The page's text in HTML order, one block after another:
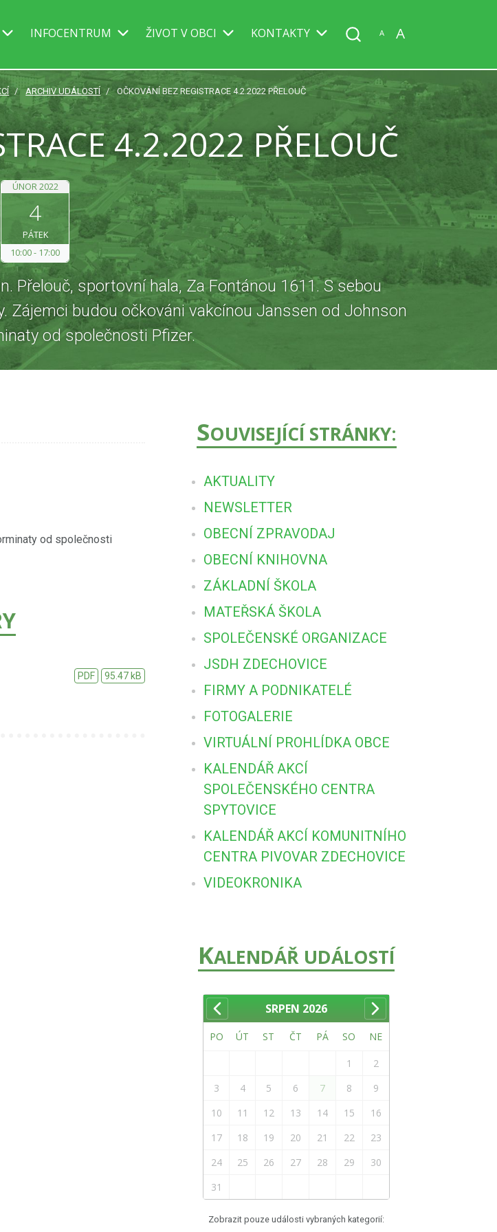
INFOCENTRUM ŽIVOT V OBCI KONTAKTY A A
ARCHIV UDÁLOSTÍ OČKOVÁNÍ BEZ REGISTRACE 4.2.2022 PŘELOUČ
4.2.2022 PŘELOUČ
ÚNOR 2022
4
PÁTEK
10:00
17:00
Přelouč, sportovní hala, Za Fontánou 1611. S sebou
Zájemci budou očkováni vakcínou Janssen od Johnson
od společnosti Pfizer.
od společnosti
PDF 95.47 kB
SOUVISEJÍCÍ STRÁNKY:
AKTUALITY
NEWSLETTER
OBECNÍ ZPRAVODAJ
OBECNÍ KNIHOVNA
ZÁKLADNÍ ŠKOLA
MATEŘSKÁ ŠKOLA
SPOLEČENSKÉ ORGANIZACE
JSDH ZDECHOVICE
FIRMY A PODNIKATELÉ
FOTOGALERIE
VIRTUÁLNÍ PROHLÍDKA OBCE
KALENDÁŘ AKCÍ
SPOLEČENSKÉHO CENTRA
SPYTOVICE
KALENDÁŘ AKCÍ KOMUNITNÍHO
CENTRA PIVOVAR ZDECHOVICE
VIDEOKRONIKA
KALENDÁŘ UDÁLOSTÍ
SRPEN 2026
PO ÚT ST ČT PÁ SO NE
1
2
3
4 5 6 7 8
9
10
11 12 13 14 15
16
17
18 19 20 21 22
23
24
25 26 27 28 29
30
31
Zobrazit pouze události vybraných kategorií: